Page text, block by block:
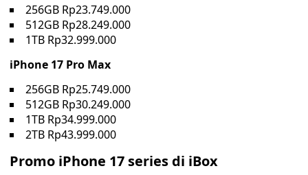
256GB Rp23.749.000
512GB Rp28.249.000
1TB Rp32.999.000
iPhone 17 Pro Max
256GB Rp25.749.000
512GB Rp30.249.000
1TB Rp34.999.000
2TB Rp43.999.000
Promo iPhone 17 series di iBox